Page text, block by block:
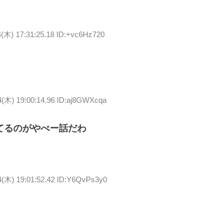
木) 17:31:25.18 ID:+vc6Hz720
木) 19:00:14.96 ID:aj8GWXcqa
るのがやべー話だわ
木) 19:01:52.42 ID:Y6QvPs3y0